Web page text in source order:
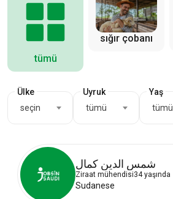
tümü
sığır çobanı
Ülke
seçin
Uyruk
tümü
Yaş
tümü
شمس الدين كمال
Ziraat mühendisi34 yaşında
Sudanese